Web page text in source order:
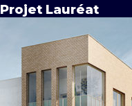
Projet Lauréat